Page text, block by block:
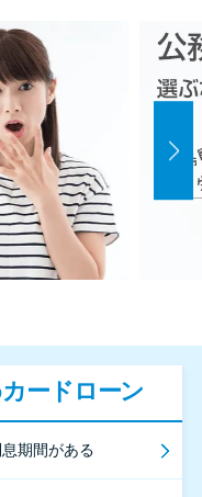
ードローン
期間がある